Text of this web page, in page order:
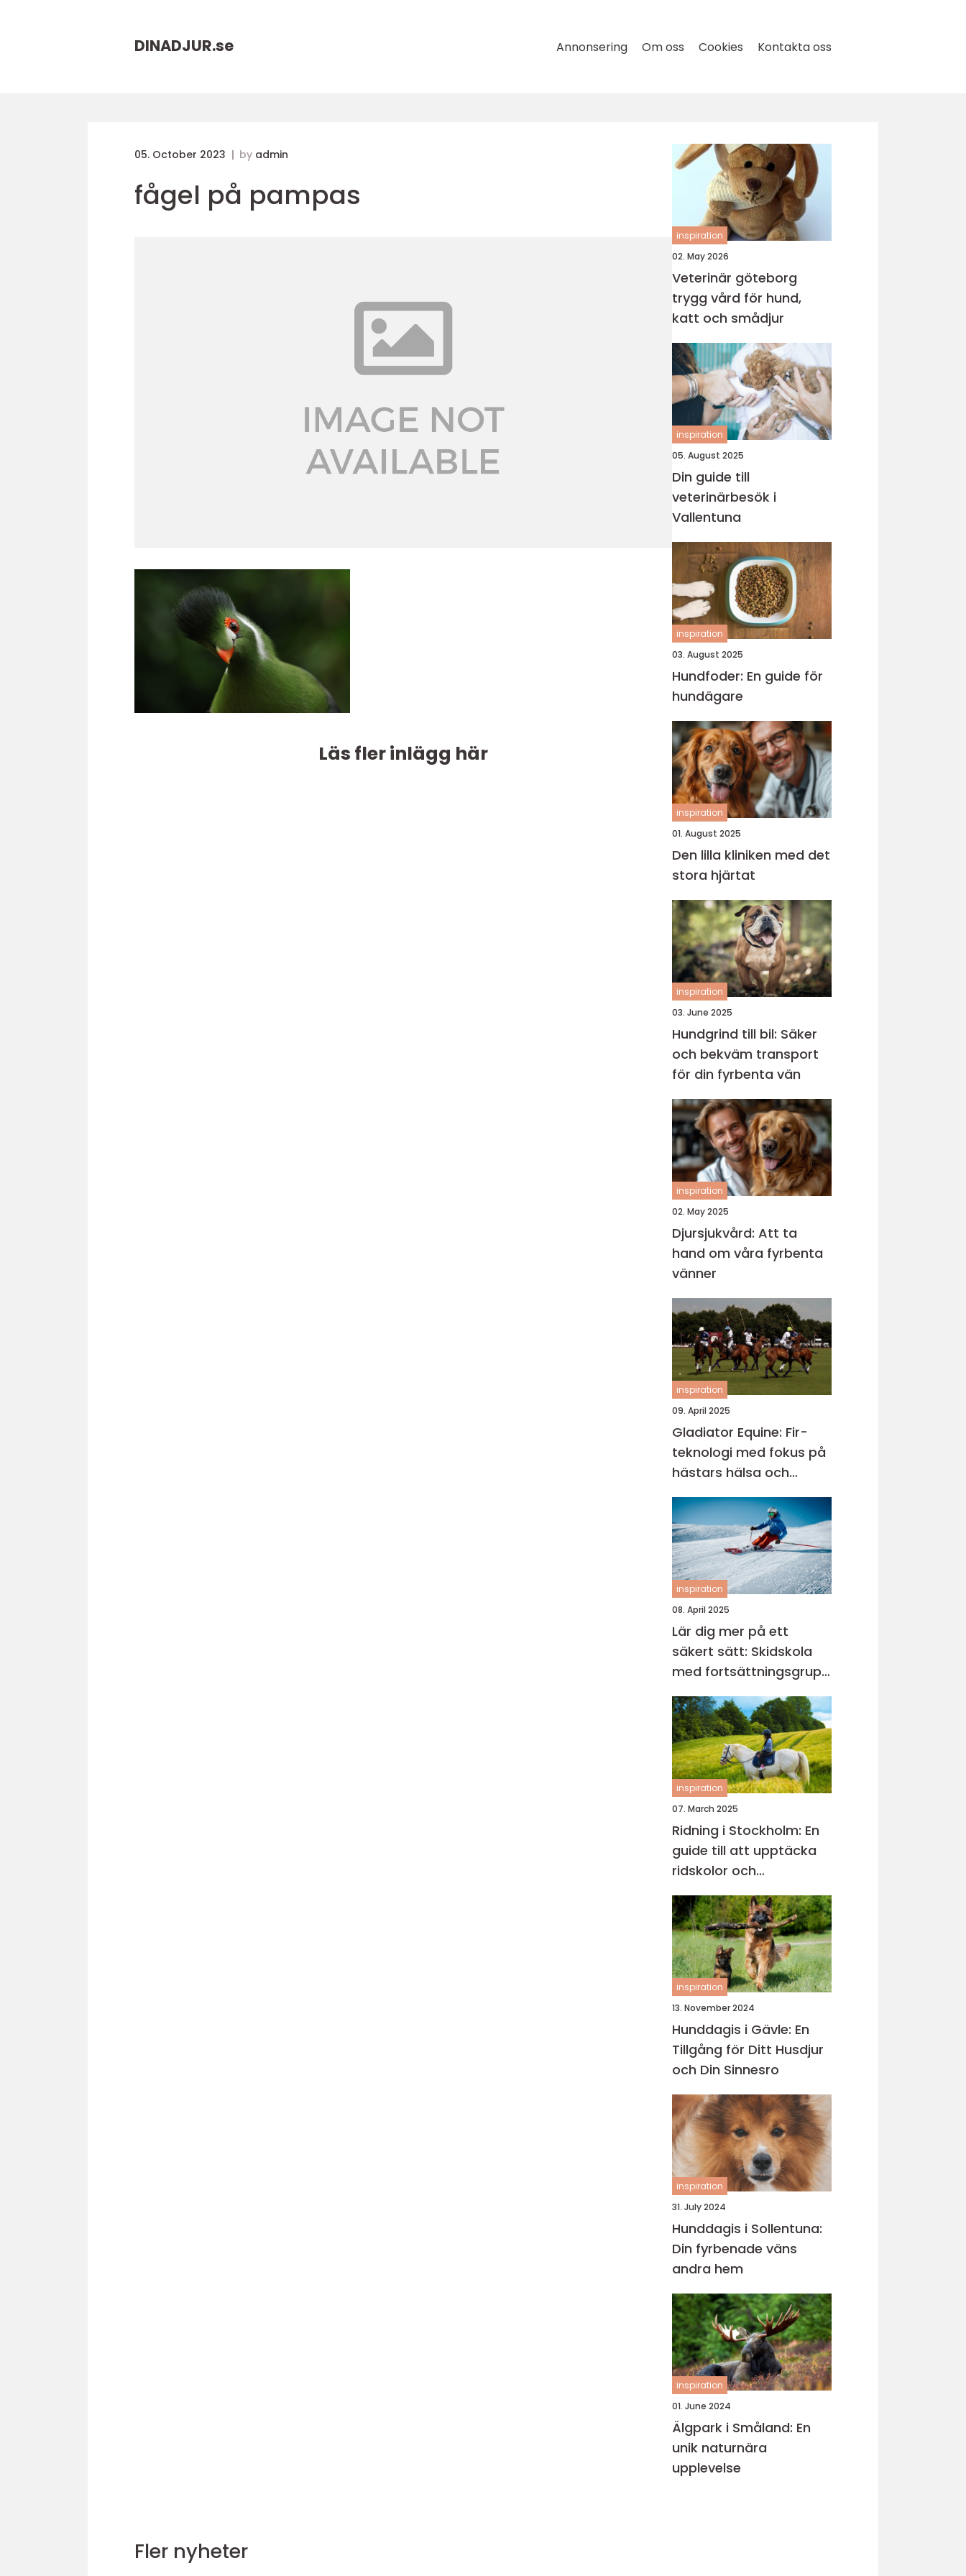
DINADJUR.se Annonsering Om oss Cookies Kontakta oss
05. October 2023 by admin
fågel på pampas
Läs fler inlägg här
inspiration
02. May 2026
Veterinär göteborg
trygg vård för hund,
katt och smådjur
inspiration
05. August 2025
Din guide till
veterinärbesök i
Vallentuna
inspiration
03. August 2025
Hundfoder: En guide för
hundägare
inspiration
01. August 2025
Den lilla kliniken med det
stora hjärtat
inspiration
03. June 2025
Hundgrind till bil: Säker
och bekväm transport
för din fyrbenta vän
inspiration
02. May 2025
Djursjukvård: Att ta
hand om våra fyrbenta
vänner
inspiration
09. April 2025
Gladiator Equine: Fir-
teknologi med fokus på
hästars hälsa och
välbefinnande
inspiration
08. April 2025
Lär dig mer på ett
säkert sätt: Skidskola
med fortsättningsgrupp
i Stockholm
inspiration
07. March 2025
Ridning i Stockholm: En
guide till att upptäcka
ridskolor och
ridupplevelser
inspiration
13. November 2024
Hunddagis i Gävle: En
Tillgång för Ditt Husdjur
och Din Sinnesro
inspiration
31. July 2024
Hunddagis i Sollentuna:
Din fyrbenade väns
andra hem
inspiration
01. June 2024
Älgpark i Småland: En
unik naturnära
upplevelse
Fler nyheter